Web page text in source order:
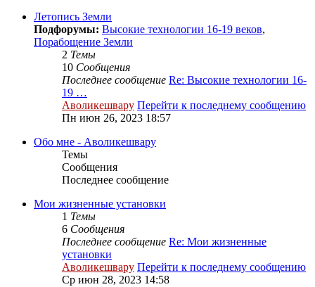
Летопись Земли
Подфорумы: Высокие технологии 16-19 веков,
Порабощение Земли
2 Темы
10 Сообщения
Последнее сообщение Re: Высокие технологии 16-
19 …
Аволикешвару Перейти к последнему сообщению
Пн июн 26, 2023 18:57
Обо мне - Аволикешвару
Темы
Сообщения
Последнее сообщение
Мои жизненные установки
1 Темы
6 Сообщения
Последнее сообщение Re: Мои жизненные
установки
Аволикешвару Перейти к последнему сообщению
Ср июн 28, 2023 14:58